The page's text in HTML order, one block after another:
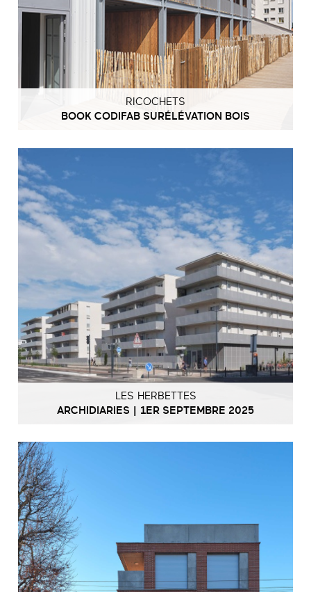
RICOCHETS
BOOK CODIFAB SURÉLÉVATION BOIS
LES HERBETTES
ARCHIDIARIES | 1ER SEPTEMBRE 2025